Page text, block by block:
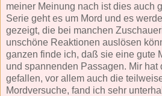
meiner Meinung nach ist dies auch
Serie geht es um Mord und es
gezeigt, die bei manchen
unschöne Reaktionen auslösen
ganzen finde ich, daß sie eine gute
und spannenden Passagen. Mir hat
gefallen, vor allem auch die
Mordversuche, fand ich sehr